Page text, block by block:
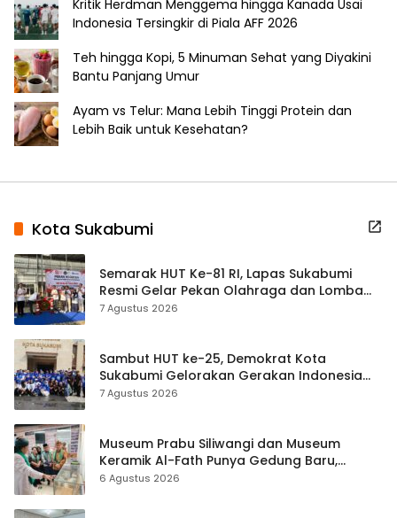
Kritik Herdman Menggema hingga Kanada Usai
Indonesia Tersingkir di Piala AFF 2026
Teh hingga Kopi, 5 Minuman Sehat yang Diyakini
Bantu Panjang Umur
Ayam vs Telur: Mana Lebih Tinggi Protein dan
Lebih Baik untuk Kesehatan?
Kota Sukabumi
Semarak HUT Ke-81 RI, Lapas Sukabumi
Resmi Gelar Pekan Olahraga dan Lomba
Tradisional
7 Agustus 2026
Sambut HUT ke-25, Demokrat Kota
Sukabumi Gelorakan Gerakan Indonesia
ASRI Lewat Aksi Bersih Masjid Agung
7 Agustus 2026
Museum Prabu Siliwangi dan Museum
Keramik Al-Fath Punya Gedung Baru,
Hampir 500 Koleksi Dipisahkan
6 Agustus 2026